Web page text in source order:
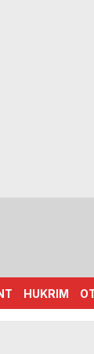
HUKRIM